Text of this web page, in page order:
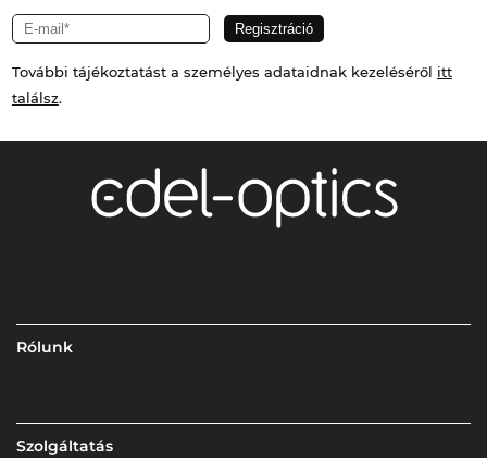
További tájékoztatást a személyes adataidnak kezeléséről itt
találsz.
Rólunk
Szolgáltatás